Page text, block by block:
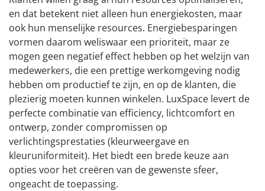
en dat betekent niet alleen hun energiekosten, maar
ook hun menselijke resources. Energiebesparingen
vormen daarom weliswaar een prioriteit, maar ze
mogen geen negatief effect hebben op het welzijn van
medewerkers, die een prettige werkomgeving nodig
hebben om productief te zijn, en op de klanten, die
plezierig moeten kunnen winkelen. LuxSpace levert de
perfecte combinatie van efficiency, lichtcomfort en
ontwerp, zonder compromissen op
verlichtingsprestaties (kleurweergave en
kleuruniformiteit). Het biedt een brede keuze aan
opties voor het creëren van de gewenste sfeer,
ongeacht de toepassing.